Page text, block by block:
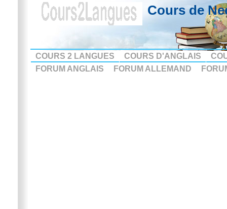
Cours de
COURS 2 LANGUES COURS D'ANGLAIS
FORUM ANGLAIS
FORUM ALLEMAND